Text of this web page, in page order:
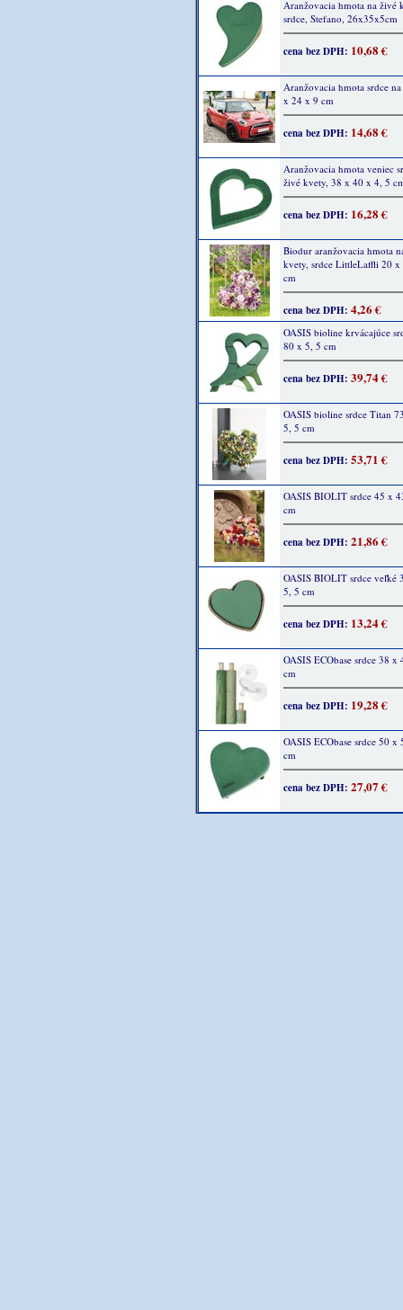
Aranžovacia hmota na živé
srdce, Stefano, 26x35x5cm
cena bez DPH: 10,68 €
Aranžovacia hmota srdce
x 24 x 9 cm
cena bez DPH: 14,68 €
Aranžovacia hmota veniec
živé kvety, 38 x 40 x 4, 5
cena bez DPH: 16,28 €
Biodur aranžovacia hmota
kvety, srdce LittleLaffli 20
cm
cena bez DPH: 4,26 €
OASIS bioline krvácajúce
80 x 5, 5 cm
cena bez DPH: 39,74 €
OASIS bioline srdce Titan
5, 5 cm
cena bez DPH: 53,71 €
OASIS BIOLIT srdce 45 x
cm
cena bez DPH: 21,86 €
OASIS BIOLIT srdce veľké
5, 5 cm
cena bez DPH: 13,24 €
OASIS ECObase srdce 38 x
cm
cena bez DPH: 19,28 €
OASIS ECObase srdce 50 x
cm
cena bez DPH: 27,07 €